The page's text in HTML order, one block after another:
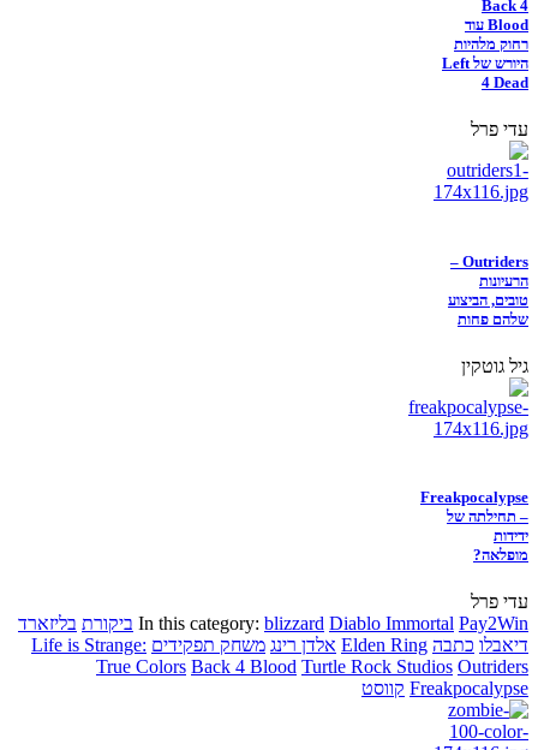
Back 4
Blood עוד
רחוק מלהיות
היורש של Left
4 Dead
עדי פרל
Outriders –
הרעיונות
טובים, הביצוע
שלהם פחות
גיל גוטקין
Freakpocalypse
– תחילתה של
ידידות
מופלאה?
עדי פרל
In this category: blizzard Diablo Immortal Pay2Win ביקורת בליזארד
דיאבלו כתבה Elden Ring אלדן רינג משחק תפקידים Life is Strange:
True Colors Back 4 Blood Turtle Rock Studios Outriders
Freakpocalypse קווסט